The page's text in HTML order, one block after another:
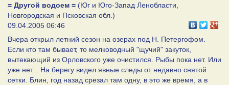
= Другой водоем = (Юг и Юго-Запад Ленобласти,
Новгородская и Псковская обл.)
09.04.2005 06:46
Вчера открыл летний сезон на озерах под Н. Петергофом.
Если кто там бывает, то мелководный "щучий" закуток,
вытекающий из Орловского уже очистился. Рыбы пока нет. Или
уже нет... На берегу видел явные следы от недавно снятой
сетки. Блин, год назад срезал там одну, в это же время, а в